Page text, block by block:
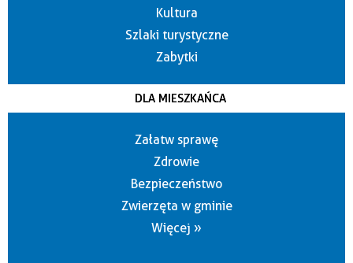
Kultura
Szlaki turystyczne
Zabytki
DLA MIESZKAŃCA
Załatw sprawę
Zdrowie
Bezpieczeństwo
Zwierzęta w gminie
Więcej »